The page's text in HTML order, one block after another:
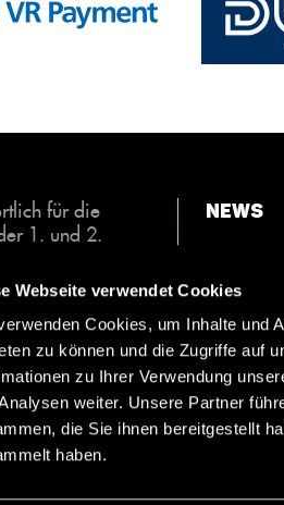
Webseite verwendet Cookies
Cookies, um Inhalte und
zu können und die Zugriffe auf
zu Ihrer Verwendung
weiter. Unsere Partner
die Sie ihnen bereitgestellt
haben.
für die
1. und 2.
unter dem
sowohl im
News